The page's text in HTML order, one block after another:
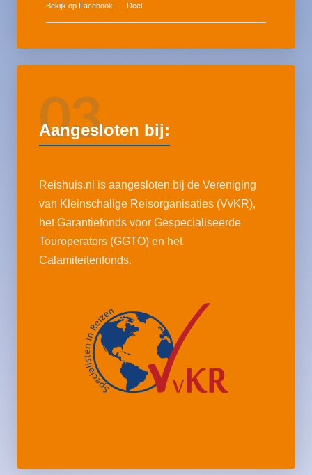
Bekijk op Facebook · Deel
03
Aangesloten bij:
Reishuis.nl is aangesloten bij de Vereniging
van Kleinschalige Reisorganisaties (VvKR),
het Garantiefonds voor Gespecialiseerde
Touroperators (GGTO) en het
Calamiteitenfonds.